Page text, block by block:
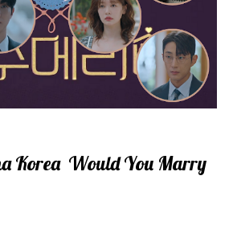
Korea Would You Marry